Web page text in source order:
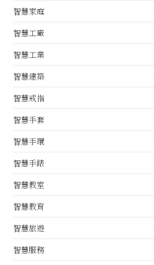
智慧家庭
智慧工廠
智慧工業
智慧建築
智慧戒指
智慧手套
智慧手環
智慧手錶
智慧教室
智慧教育
智慧旅遊
智慧服務